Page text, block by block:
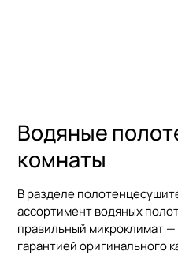
Водяные
комнаты
В разделе
ассортиментводяных
правильный микроклимат
гарантией оригинального